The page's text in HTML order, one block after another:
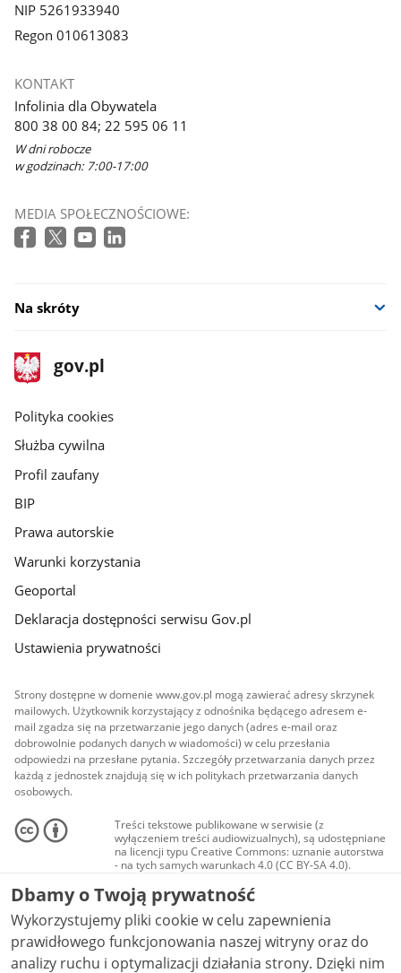
NIP 5261933940
Regon 010613083
KONTAKT
Infolinia dla Obywatela
800 38 00 84; 22 595 06 11
W dni robocze
w godzinach: 7:00-17:00
MEDIA SPOŁECZNOŚCIOWE:
Na skróty
stopka
gov.pl
Strona
gov.pl
gov.pl
Polityka cookies
Służba cywilna
Profil zaufany
BIP
Prawa autorskie
Warunki korzystania
Geoportal
Deklaracja dostępności serwisu Gov.pl
Ustawienia prywatności
Strony dostępne w domenie www.gov.pl mogą zawierać adresy skrzynek
mailowych. Użytkownik korzystający z odnośnika będącego adresem e-
mail zgadza się na przetwarzanie jego danych (adres e-mail oraz
dobrowolnie podanych danych w wiadomości) w celu przesłania
odpowiedzi na przesłane pytania. Szczegóły przetwarzania danych przez
każdą z jednostek znajdują się w ich politykach przetwarzania danych
osobowych.
Treści tekstowe publikowane w serwisie (z
wyłączeniem treści audiowizualnych), są udostępniane
na licencji typu Creative Commons: uznanie autorstwa
- na tych samych warunkach 4.0 (CC BY-SA 4.0).
Materiały audiowizualne, w tym zdjęcia, materiały
audio i wideo, są udostępniane na licencji typu
Creative Commons: uznanie autorstwa użycie
niekomercyjne - bez utworów zależnych 4.0 (CC BY-
NC-ND 4.0), o ile nie jest to stwierdzone inaczej.
Dbamy o Twoją prywatność
Wykorzystujemy pliki cookie w celu zapewnienia
prawidłowego funkcjonowania naszej witryny oraz do
analizy ruchu i optymalizacji działania strony. Dzięki nim